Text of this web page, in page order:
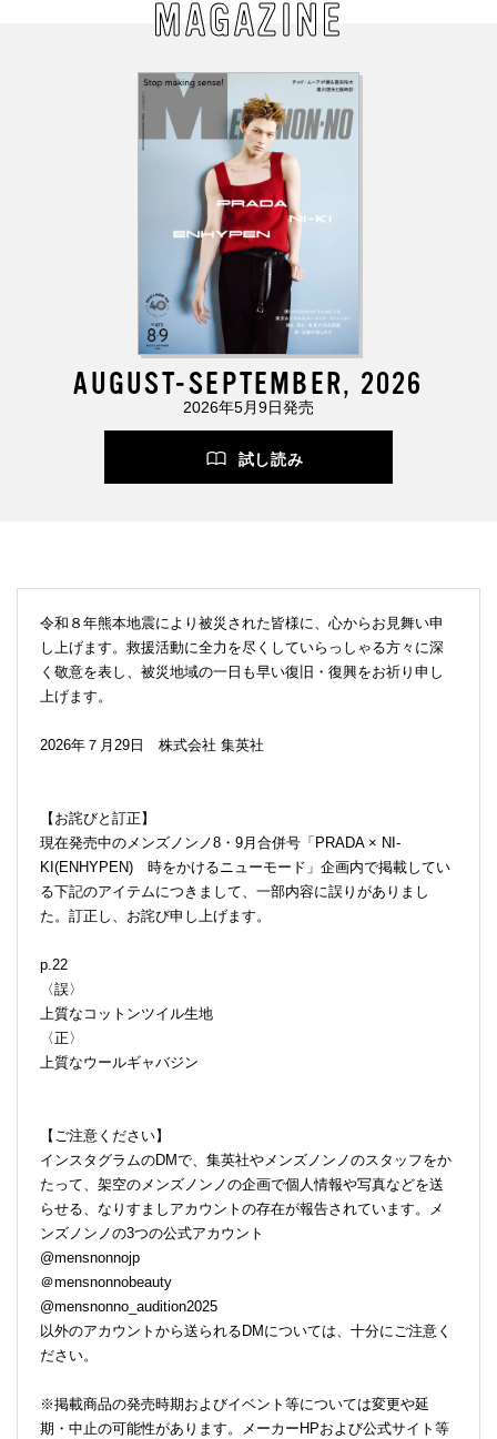
MAGAZINE
AUGUST-SEPTEMBER, 2026
2026年5月9日発売
試し読み
令和８年熊本地震により被災された皆様に、心からお見舞い申
し上げます。救援活動に全力を尽くしていらっしゃる方々に深
く敬意を表し、被災地域の一日も早い復旧・復興をお祈り申し
上げます。
2026年７月29日 株式会社 集英社
【お詫びと訂正】
現在発売中のメンズノンノ8・9月合併号「PRADA × NI-
KI(ENHYPEN) 時をかけるニューモード」企画内で掲載してい
る下記のアイテムにつきまして、一部内容に誤りがありまし
た。訂正し、お詫び申し上げます。
p.22
〈誤〉
上質なコットンツイル生地
〈正〉
上質なウールギャバジン
【ご注意ください】
インスタグラムのDMで、集英社やメンズノンノのスタッフをか
たって、架空のメンズノンノの企画で個人情報や写真などを送
らせる、なりすましアカウントの存在が報告されています。メ
ンズノンノの3つの公式アカウント
@mensnonnojp
＠mensnonnobeauty
@mensnonno_audition2025
以外のアカウントから送られるDMについては、十分にご注意く
ださい。
※掲載商品の発売時期およびイベント等については変更や延
期・中止の可能性があります。メーカーHPおよび公式サイト等